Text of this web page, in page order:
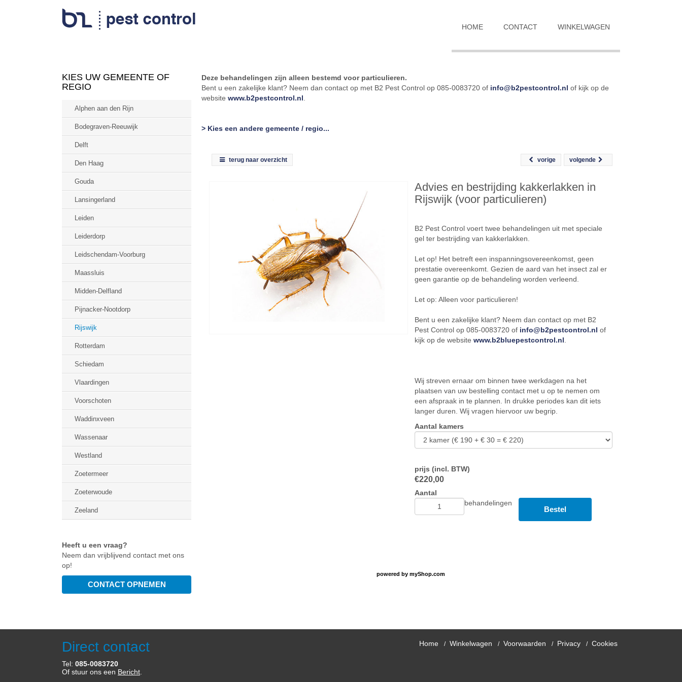
HOME CONTACT WINKELWAGEN
KIES UW GEMEENTE OF
REGIO
Alphen aan den Rijn
Bodegraven-Reeuwijk
Delft
Den Haag
Gouda
Lansingerland
Leiden
Leiderdorp
Leidschendam-Voorburg
Maassluis
Midden-Delfland
Pijnacker-Nootdorp
Rijswijk
Rotterdam
Schiedam
Vlaardingen
Voorschoten
Waddinxveen
Wassenaar
Westland
Zoetermeer
Zoeterwoude
Zeeland
Heeft u een vraag?
Neem dan vrijblijvend contact met ons
op!
Deze behandelingen zijn alleen bestemd voor particulieren.
Bent u een zakelijke klant? Neem dan contact op met B2 Pest Control op 085-0083720 of info@b2pestcontrol.nl of kijk op de
website www.b2pestcontrol.nl
> Kies een andere gemeente / regio...
terug naar overzicht volgende
vorige
Advies en bestrijding kakkerlakken in
Rijswijk (voor particulieren)
B2 Pest Control voert twee behandelingen uit met speciale
gel ter bestrijding van kakkerlakken.
Let op! Het betreft een inspanningsovereenkomst, geen
prestatie overeenkomt. Gezien de aard van het insect zal er
geen garantie op de behandeling worden verleend.
Let op: Alleen voor particulieren!
Bent u een zakelijke klant? Neem dan contact op met B2
Pest Control op 085-0083720 of info@b2pestcontrol.nl of
kijk op de websitewww.b2bluepestcontrol.nl
Wij streven ernaar om binnen twee werkdagen na het
plaatsen van uw bestelling contact met u op te nemen om
een afspraak in te plannen. In drukke periodes kan dit iets
langer duren. Wij vragen hiervoor uw begrip.
Aantal kamers
prijs (incl. BTW)
€220,00
Aantal
behandelingen
Bestel
powered by myShop.com
Direct contact
Tel: 085-0083720
Of stuur ons een Bericht
Home Winkelwagen Voorwaarden Privacy Cookies